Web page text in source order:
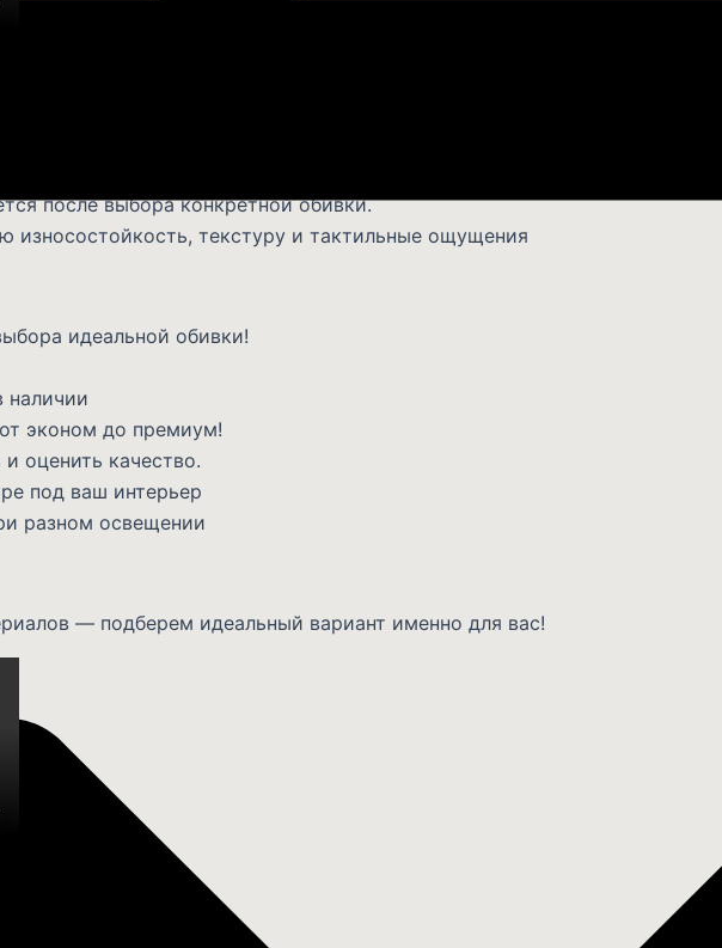
в зависимости от выбранного материала.
после выбора конкретной обивки.
износостойкость, текстуру и тактильные ощущения
идеальной обивки!
наличии
эконом до премиум!
оценить качество.
под ваш интерьер
разном освещении
— подберем идеальный вариант именно для вас!